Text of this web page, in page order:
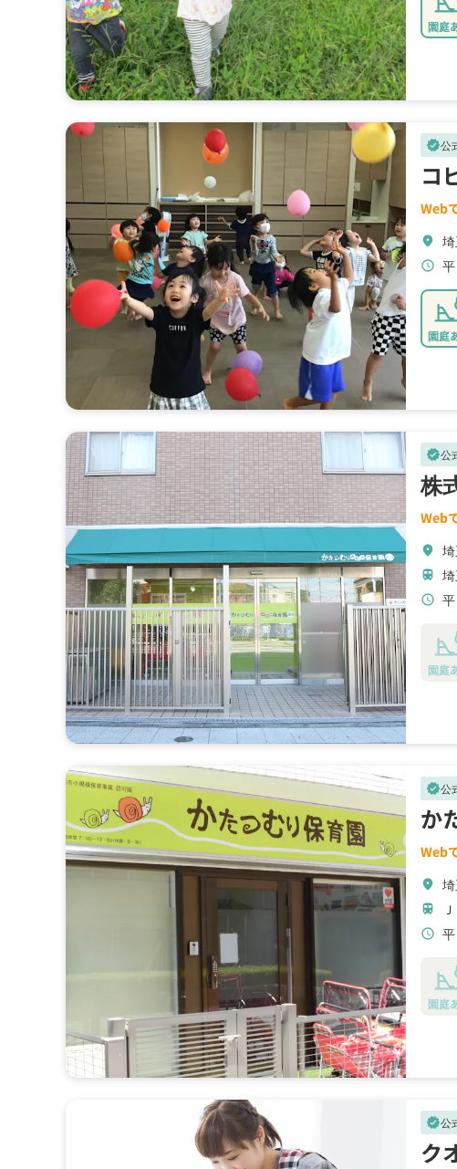
園庭
verified公
コ
Web
location_on
schedule
園庭
verified公
株
Web
location_on
train
schedule
園庭
verified公
か
Web
location_on
train
schedule
園庭
verified公
ク